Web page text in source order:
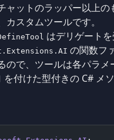
ャットのラッパー以上の
カスタムツールです。
はデリゲート
の関数フ
ので、ツールは各パラメ
を付けた型付きの C# メ